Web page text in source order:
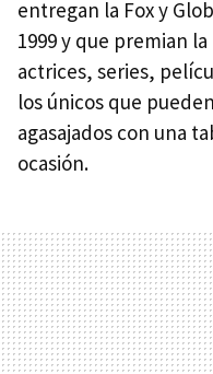
entregan la Fox y
1999 y que premian
actrices, series,
los únicos que
agasajados con una
ocasión.